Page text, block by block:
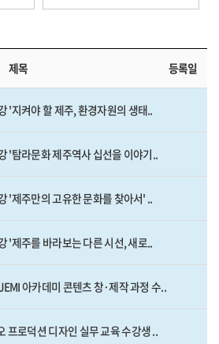
제목 등록일
'지켜야 할 제주, 환경자원의 생태..
'탐라문화 제주역사 십선을 이야기..
'제주만의 고유한 문화를 찾아서' ..
'제주를 바라보는 다른 시선, 새로..
아카데미 콘텐츠 창·제작 과정 수..
프로덕션 디자인 실무 교육 수강생 ..